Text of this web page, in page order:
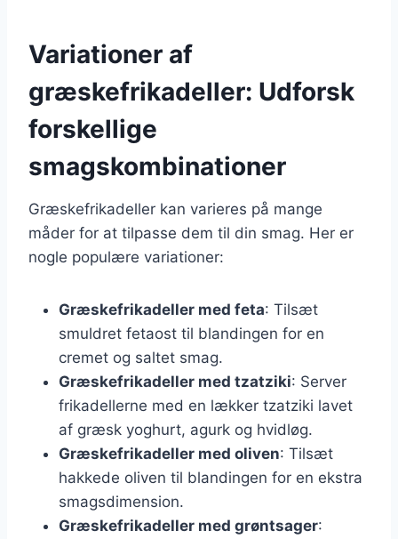
Variationer af
græskefrikadeller: Udforsk
forskellige
smagskombinationer
Græskefrikadeller kan varieres på mange
måder for at tilpasse dem til din smag. Her er
nogle populære variationer:
Græskefrikadeller med feta: Tilsæt
smuldret fetaost til blandingen for en
cremet og saltet smag.
Græskefrikadeller med tzatziki: Server
frikadellerne med en lækker tzatziki lavet
af græsk yoghurt, agurk og hvidløg.
Græskefrikadeller med oliven: Tilsæt
hakkede oliven til blandingen for en ekstra
smagsdimension.
Græskefrikadeller med grøntsager: